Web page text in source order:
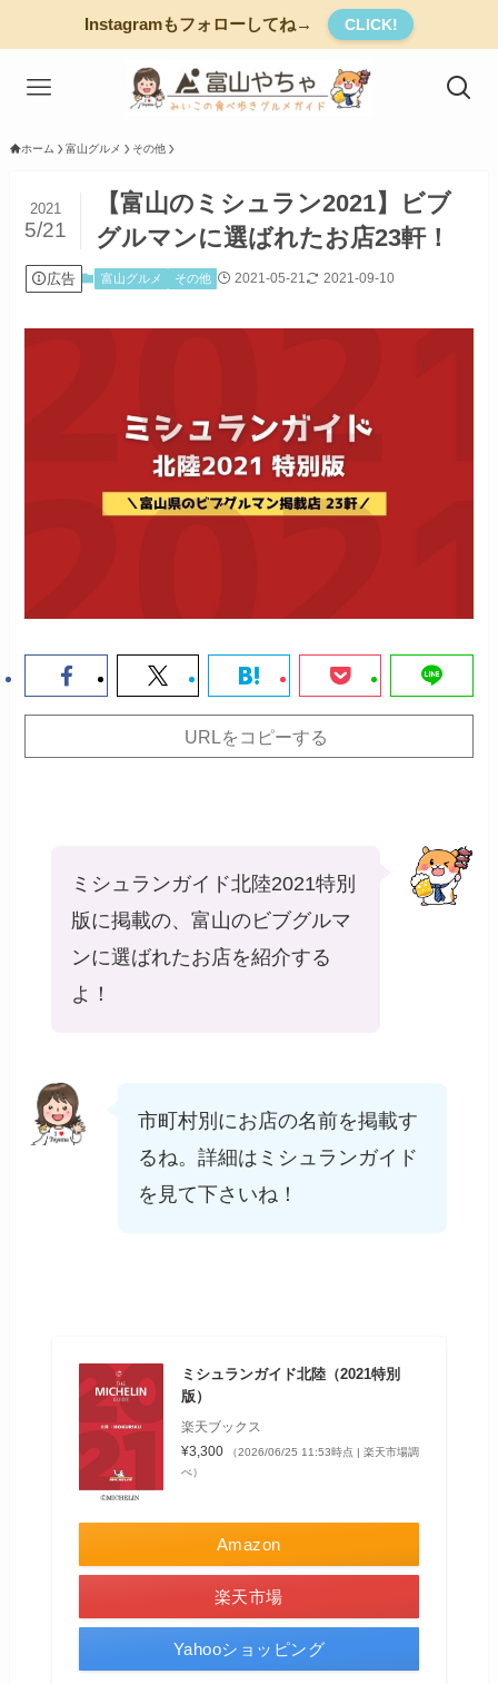
Instagramもフォローしてね→ CLICK!
ホーム 富山グルメ その他
【富山のミシュラン2021】ビブ
グルマンに選ばれたお店23軒！
2021
5/21
広告 富山グルメ その他 2021-05-21 2021-09-10
URLをコピーする
ミシュランガイド北陸2021特別
版に掲載の、富山のビブグルマ
ンに選ばれたお店を紹介する
よ！
市町村別にお店の名前を掲載す
るね。詳細はミシュランガイド
を見て下さいね！
ミシュランガイド北陸（2021特別
版）
楽天ブックス
¥3,300
（2026/06/25 11:53時点 | 楽天市場調
べ）
Amazon
楽天市場
Yahooショッピング